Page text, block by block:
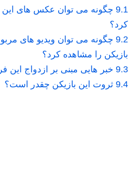
9.1 چگونه می توان عکس های این
کرد؟
9.2 چگونه می توان ویدیو های
بازیکن را مشاهده کرد؟
9.3 خبر هایی مبنی بر ازدواج این
9.4 ثروت این بازیکن چقدر است؟